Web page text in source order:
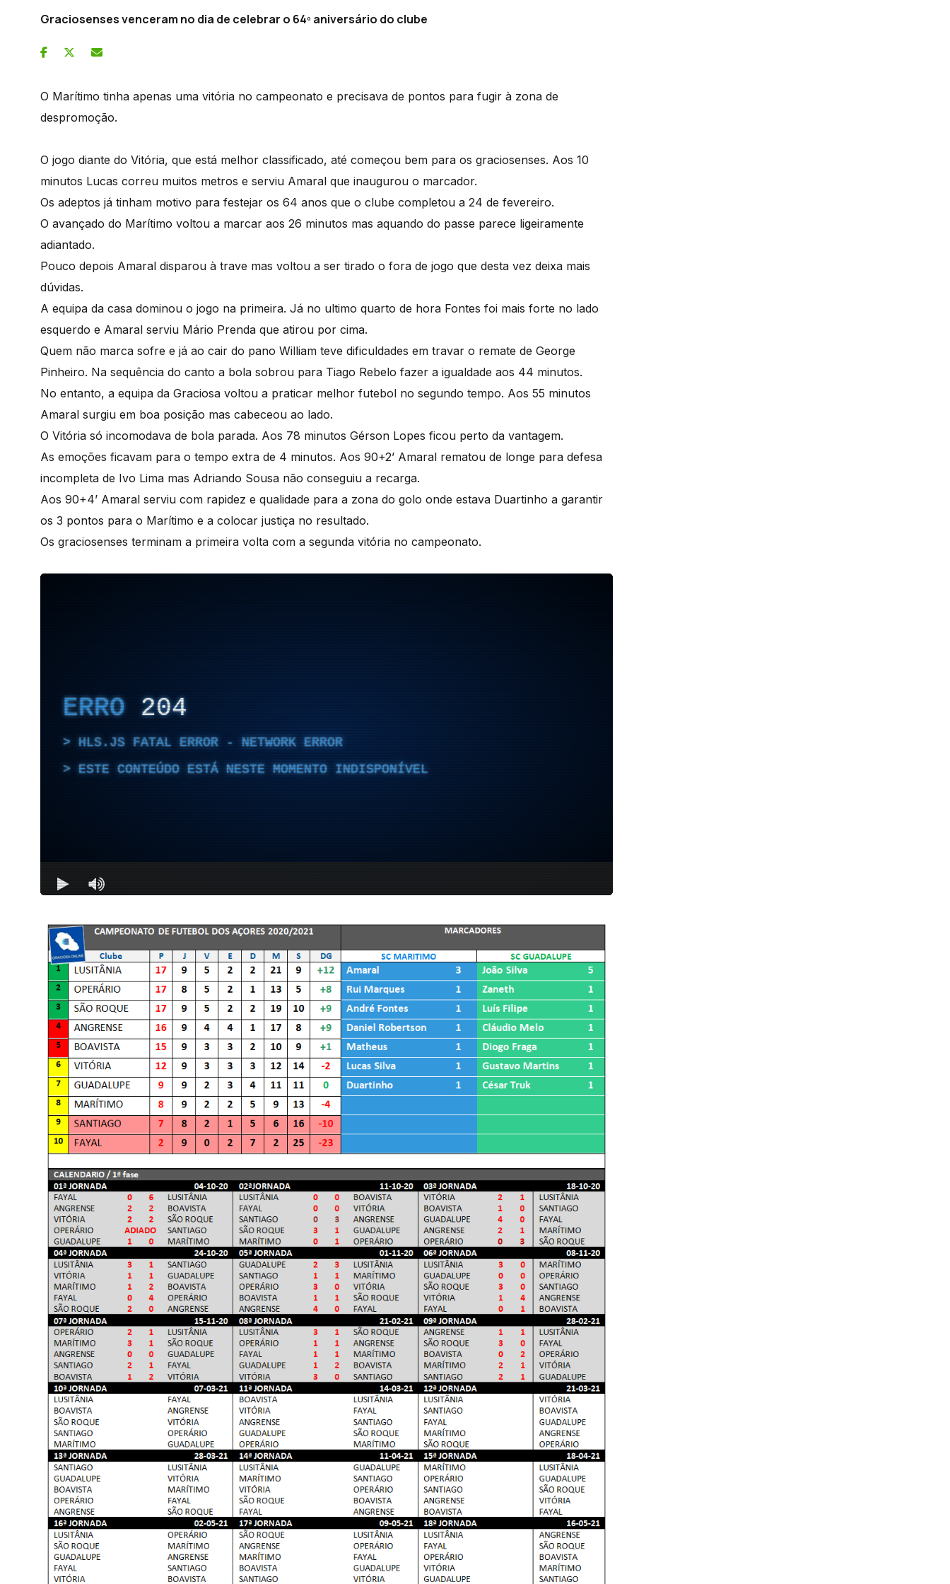
Graciosenses venceram no dia de celebrar o 64º aniversário do clube
O Marítimo tinha apenas uma vitória no campeonato e precisava de pontos para fugir à zona de
despromoção.
O jogo diante do Vitória, que está melhor classificado, até começou bem para os graciosenses. Aos 10
minutos Lucas correu muitos metros e serviu Amaral que inaugurou o marcador.
Os adeptos já tinham motivo para festejar os 64 anos que o clube completou a 24 de fevereiro.
O avançado do Marítimo voltou a marcar aos 26 minutos mas aquando do passe parece ligeiramente
adiantado.
Pouco depois Amaral disparou à trave mas voltou a ser tirado o fora de jogo que desta vez deixa mais
dúvidas.
A equipa da casa dominou o jogo na primeira. Já no ultimo quarto de hora Fontes foi mais forte no lado
esquerdo e Amaral serviu Mário Prenda que atirou por cima.
Quem não marca sofre e já ao cair do pano William teve dificuldades em travar o remate de George
Pinheiro. Na sequência do canto a bola sobrou para Tiago Rebelo fazer a igualdade aos 44 minutos.
No entanto, a equipa da Graciosa voltou a praticar melhor futebol no segundo tempo. Aos 55 minutos
Amaral surgiu em boa posição mas cabeceou ao lado.
O Vitória só incomodava de bola parada. Aos 78 minutos Gérson Lopes ficou perto da vantagem.
As emoções ficavam para o tempo extra de 4 minutos. Aos 90+2’ Amaral rematou de longe para defesa
incompleta de Ivo Lima mas Adriando Sousa não conseguiu a recarga.
Aos 90+4’ Amaral serviu com rapidez e qualidade para a zona do golo onde estava Duartinho a garantir
os 3 pontos para o Marítimo e a colocar justiça no resultado.
Os graciosenses terminam a primeira volta com a segunda vitória no campeonato.